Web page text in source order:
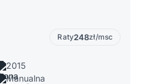
Raty248zł/msc
2015
Manualna